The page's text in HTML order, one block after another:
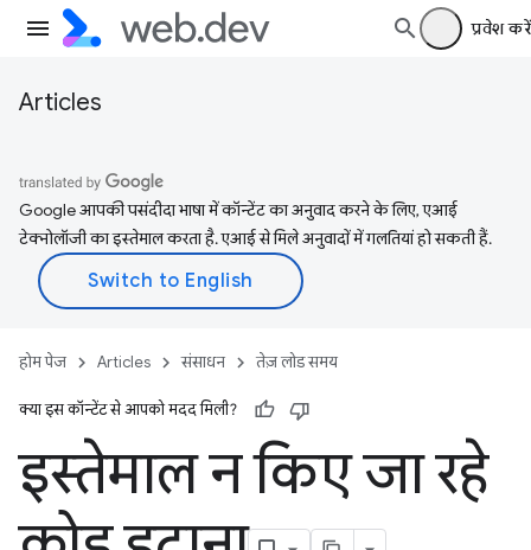
प्रवेश करें
Articles
Google आपकी पसंदीदा भाषा में कॉन्टेंट का अनुवाद करने के लिए, एआई
टेक्नोलॉजी का इस्तेमाल करता है. एआई से मिले अनुवादों में गलतियां हो सकती हैं.
होम पेज Articles संसाधन तेज़ लोड समय
क्या इस कॉन्टेंट से आपको मदद मिली?
इस्तेमाल न किए जा रहे